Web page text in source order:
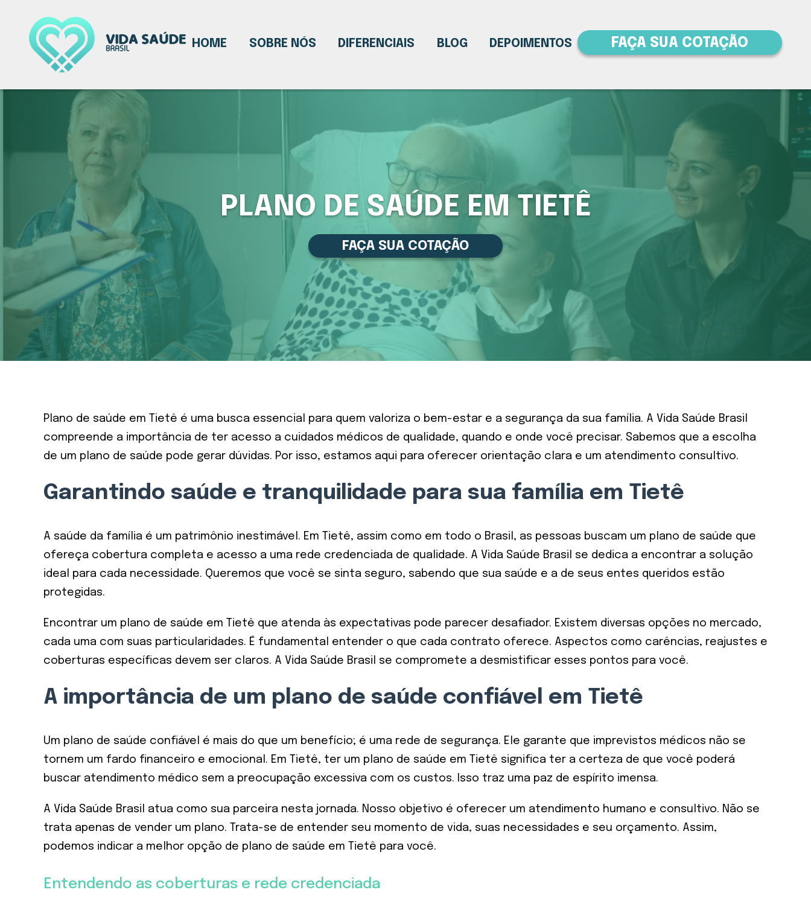
HOME SOBRE NÓS DIFERENCIAIS BLOG DEPOIMENTOS FAÇA SUA COTAÇÃO
PLANO DE SAÚDE EM TIETÊ
FAÇA SUA COTAÇÃO
Plano de saúde em Tietê é uma busca essencial para quem valoriza o bem-estar e a segurança da sua família. A Vida Saúde Brasil
compreende a importância de ter acesso a cuidados médicos de qualidade, quando e onde você precisar. Sabemos que a escolha
de um plano de saúde pode gerar dúvidas. Por isso, estamos aqui para oferecer orientação clara e um atendimento consultivo.
Garantindo saúde e tranquilidade para sua família em Tietê
A saúde da família é um patrimônio inestimável. Em Tietê, assim como em todo o Brasil, as pessoas buscam um plano de saúde que
ofereça cobertura completa e acesso a uma rede credenciada de qualidade. A Vida Saúde Brasil se dedica a encontrar a solução
ideal para cada necessidade. Queremos que você se sinta seguro, sabendo que sua saúde e a de seus entes queridos estão
protegidas.
Encontrar um plano de saúde em Tietê que atenda às expectativas pode parecer desafiador. Existem diversas opções no mercado,
cada uma com suas particularidades. É fundamental entender o que cada contrato oferece. Aspectos como carências, reajustes e
coberturas específicas devem ser claros. A Vida Saúde Brasil se compromete a desmistificar esses pontos para você.
A importância de um plano de saúde confiável em Tietê
Um plano de saúde confiável é mais do que um benefício; é uma rede de segurança. Ele garante que imprevistos médicos não se
tornem um fardo financeiro e emocional. Em Tietê, ter um plano de saúde em Tietê significa ter a certeza de que você poderá
buscar atendimento médico sem a preocupação excessiva com os custos. Isso traz uma paz de espírito imensa.
A Vida Saúde Brasil atua como sua parceira nesta jornada. Nosso objetivo é oferecer um atendimento humano e consultivo. Não se
trata apenas de vender um plano. Trata-se de entender seu momento de vida, suas necessidades e seu orçamento. Assim,
podemos indicar a melhor opção de plano de saúde em Tietê para você.
Entendendo as coberturas e rede credenciada